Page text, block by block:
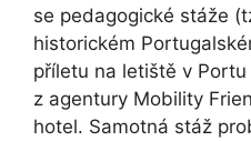
se pedagogické stáže
historickém
příletu na letiště v
z agentury Mobility
hotel. Samotná stáž